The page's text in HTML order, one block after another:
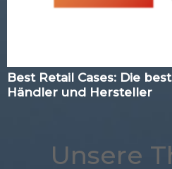
Best Retail Cases: Die
Händler und Hersteller
Unsere